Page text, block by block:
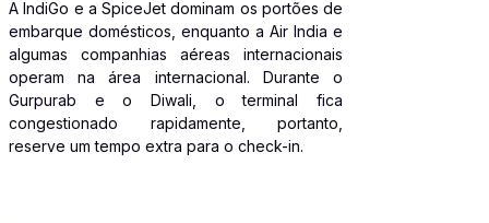
A IndiGo e a SpiceJet dominam os portões de
embarque domésticos, enquanto a Air India e
algumas companhias aéreas internacionais
operam na área internacional. Durante o
Gurpurab e o Diwali, o terminal fica
congestionado rapidamente, portanto,
reserve um tempo extra para o check-in.